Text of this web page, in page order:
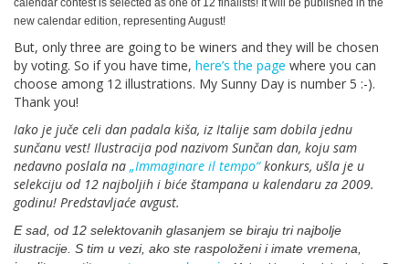
calendar contest is selected as one of 12 finalists! It will be published in the
new calendar edition, representing August!
But, only three are going to be winers and they will be chosen
by voting. So if you have time, here’s the page where you can
choose among 12 illustrations. My Sunny Day is number 5 :-).
Thank you!
Iako je juče celi dan padala kiša, iz Italije sam dobila jednu
sunčanu vest! Ilustracija pod nazivom Sunčan dan, koju sam
nedavno poslala na „Immaginare il tempo“konkurs, ušla je u
selekciju od 12 najboljih i biće štampana u kalendaru za 2009.
godinu! Predstavljaće avgust.
E sad, od 12 selektovanih glasanjem se biraju tri najbolje
ilustracije. S tim u vezi, ako ste raspoloženi i imate vremena,